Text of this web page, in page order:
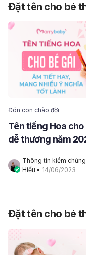
Đặt tên cho bé
Đón con chào đời
Tên tiếng Hoa
dễ thương năm
Thông tin kiểm
Hiếu • 14/06/2023
Đặt tên cho bé